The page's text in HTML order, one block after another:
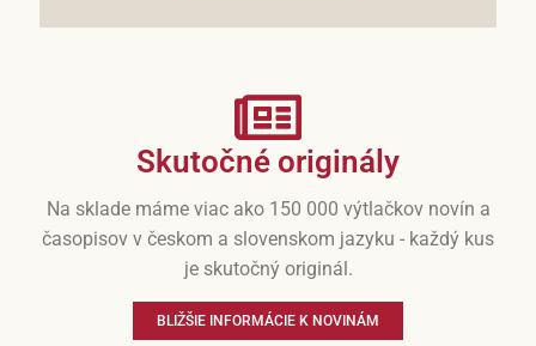
Skutočné originály
Na sklade máme viac ako 150 000 výtlačkov novín a
časopisov v českom a slovenskom jazyku - každý kus
je skutočný originál.
BLIŽŠIE INFORMÁCIE K NOVINÁM